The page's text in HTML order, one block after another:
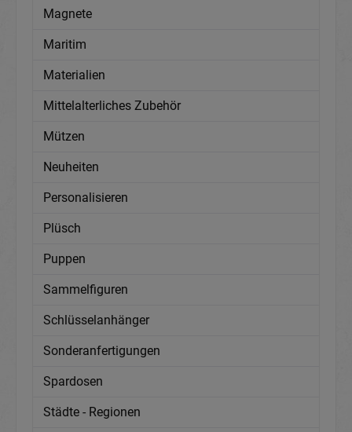
Magnete
Maritim
Materialien
Mittelalterliches Zubehör
Mützen
Neuheiten
Personalisieren
Plüsch
Puppen
Sammelfiguren
Schlüsselanhänger
Sonderanfertigungen
Spardosen
Städte - Regionen